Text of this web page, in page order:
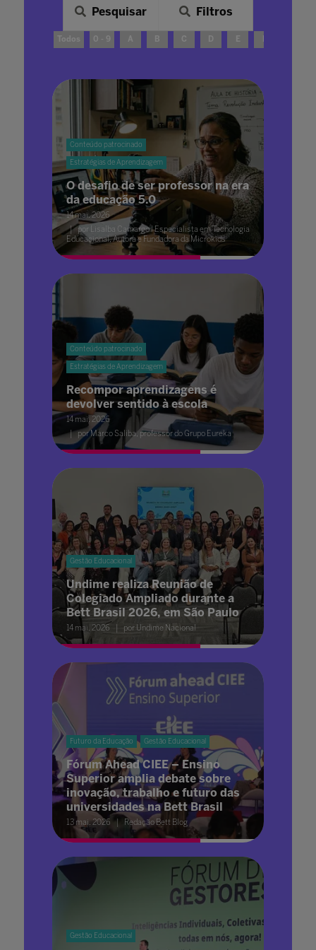
Pesquisar Filtros
Todos 0 - 9 A B C E
Conteúdo patrocinado
Estratégias de Aprendizagem
O desafio de ser professor na era
da educação 5.0
14 mai. 2026
por Lisalba Camargo I Especialista em Tecnologia
Educacional, Autora e Fundadora da Microkids
Conteúdo patrocinado
Estratégias de Aprendizagem
Recompor aprendizagens é
devolver sentido à escola
14 mai. 2026
por Marco Saliba, professor do Grupo Eureka
Gestão Educacional
Undime realiza Reunião de
Colegiado Ampliado durante a
Bett Brasil 2026, em São Paulo
14 mai. 2026 por Undime Nacional
Futuro da Educação Gestão Educacional
Fórum Ahead CIEE – Ensino
Superior amplia debate sobre
inovação, trabalho e futuro das
universidades na Bett Brasil
13 mai. 2026 Redação Bett Blog
Gestão Educacional